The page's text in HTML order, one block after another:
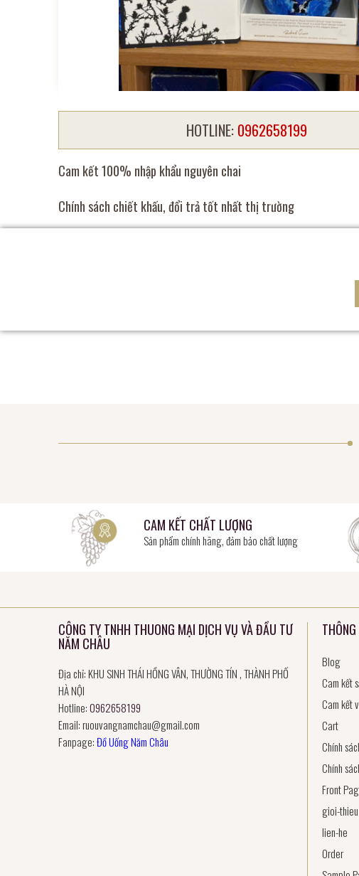
HOTLINE: 0962658199
Cam kết 100% nhập khẩu nguyên chai
Chính sách chiết khấu, đổi trả tốt nhất thị trường
CAM KẾT CHẤT LƯỢNG
Sản phẩm chính hãng, đảm bảo chất lượng
CÔNG TY TNHH THUONG MẠI DỊCH VỤ VÀ ĐẦU TƯ
NĂM CHÂU
Địa chỉ: KHU SINH THÁI HỒNG VÂN, THƯỜNG TÍN , THÀNH PHỐ
HÀ NỘI
Hotline:0962658199
Email:ruouvangnamchau@gmail.com
Fanpage:Đồ Uống Năm Châu
Blog
Cam kết
Cam kết
Cart
Chính
Chính
Front
gioi-thieu
lien-he
Order